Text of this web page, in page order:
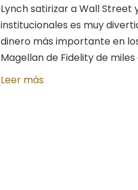
Lynch satirizar a Wall Street
institucionales es muy
dinero más importante en
Magellan de Fidelity de miles
Leer más